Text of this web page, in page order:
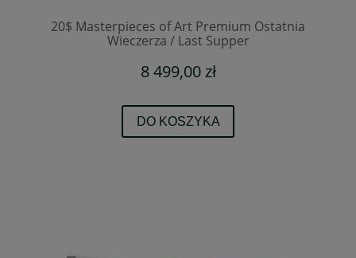
20$ Masterpieces of Art Premium Ostatnia
Wieczerza / Last Supper
8 499,00 zł
DO KOSZYKA